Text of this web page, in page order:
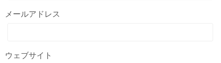
メールアドレス
ウェブサイト